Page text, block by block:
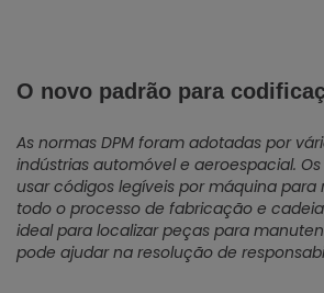
O novo padrão para
As normas DPM foram adotadas por
indústrias automóvel e aeroespacial.
usar códigos legíveis por máquina
todo o processo de fabricação e
ideal para localizar peças para
pode ajudar na resolução de